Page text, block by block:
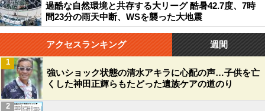
過酷な自然環境と共存する大リーグ 酷暑42.7度、7時
間23分の雨天中断、WSを襲った大地震
アクセスランキング 週間
強いショック状態の清水アキラに心配の声…子供を亡
くした神田正輝らもたどった遺族ケアの道のり
1
2